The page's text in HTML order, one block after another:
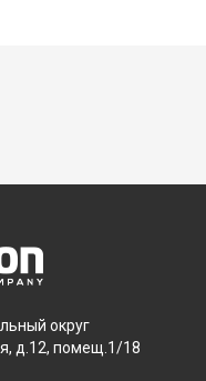
округ
д.12, помещ.1/18